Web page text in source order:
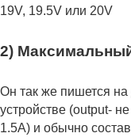
19V, 19.5V или 20V
2)
Он так же пишется на
устройстве (output-
1.5A) и обычно